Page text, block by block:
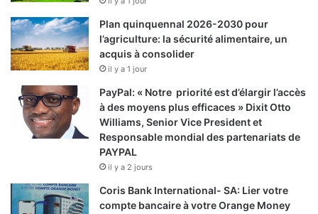
Plan quinquennal 2026-2030 pour
l’agriculture: la sécurité alimentaire, un
acquis à consolider
il y a 1 jour
PayPal: « Notre priorité est d’élargir l’accès
à des moyens plus efficaces » Dixit Otto
Williams, Senior Vice President et
Responsable mondial des partenariats de
PAYPAL
il y a 2 jours
Coris Bank International- SA: Lier votre
compte bancaire à votre Orange Money